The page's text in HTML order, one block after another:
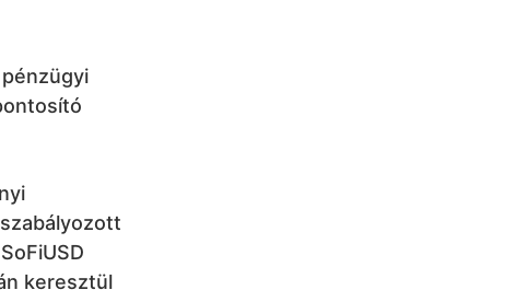
keresztül